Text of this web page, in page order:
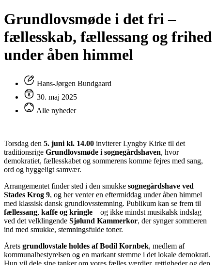
Grundlovsmøde i det fri –
fællesskab, fællessang og frihed
under åben himmel
Hans-Jørgen Bundgaard
30. maj 2025
Alle nyheder
Torsdag den 5. juni kl. 14.00 inviterer Lyngby Kirke til det
traditionsrige Grundlovsmøde i sognegårdshaven, hvor
demokratiet, fællesskabet og sommerens komme fejres med sang,
ord og hyggeligt samvær.
Arrangementet finder sted i den smukke sognegårdshave ved
Stades Krog 9, og her venter en eftermiddag under åben himmel
med klassisk dansk grundlovsstemning. Publikum kan se frem til
fællessang, kaffe og kringle – og ikke mindst musikalsk indslag
ved det velklingende Sjølund Kammerkor, der synger sommeren
ind med smukke, stemningsfulde toner.
Årets grundlovstale holdes af Bodil Kornbek, medlem af
kommunalbestyrelsen og en markant stemme i det lokale demokrati.
Hun vil dele sine tanker om vores fælles værdier, rettigheder og den